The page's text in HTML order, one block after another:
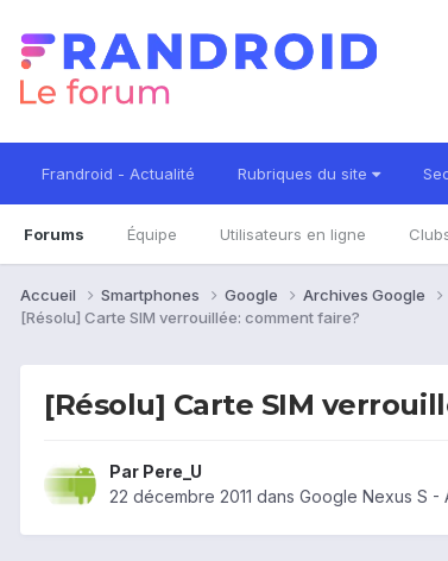
Frandroid - Actualité Rubriques du site
Forums Équipe Utilisateurs en ligne
Accueil Smartphones Google Archives Google
[Résolu] Carte SIM verrouillée: comment faire?
[Résolu] Carte SIM
Par Pere_U
22 décembre 2011 dans Google Nexus S -